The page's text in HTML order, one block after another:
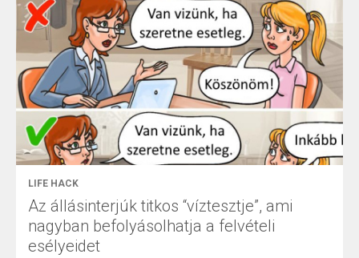
LIFE HACK
Az állásinterjúk titkos “víztesztje”, ami
nagyban befolyásolhatja a felvételi
esélyeidet